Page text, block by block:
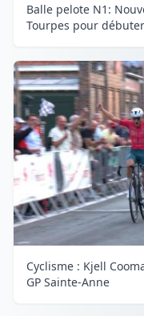
Balle pelote N1:
Tourpes pour
Cyclisme : Kjell
GP Sainte-Anne